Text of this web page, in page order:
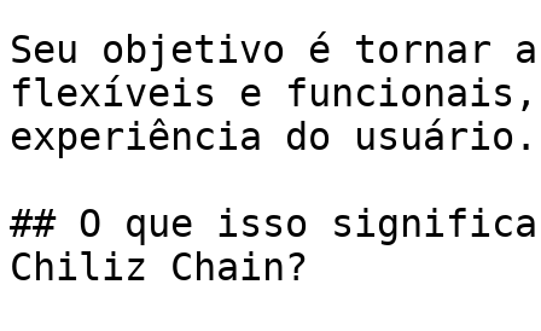
Seu objetivo é tornar
flexíveis e funcionais,
experiência do usuário.
## O que isso significa
Chiliz Chain?